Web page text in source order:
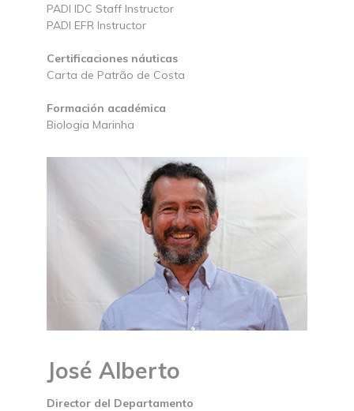
PADI IDC Staff Instructor
PADI EFR Instructor
Certificaciones náuticas
Carta de Patrão de Costa
Formación académica
Biologia Marinha
José Alberto
Director del Departamento